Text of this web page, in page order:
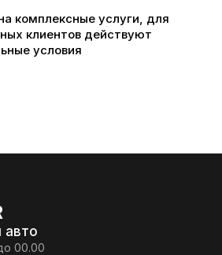
комплексные услуги, для
клиентов действуют
условия
авто
00.00